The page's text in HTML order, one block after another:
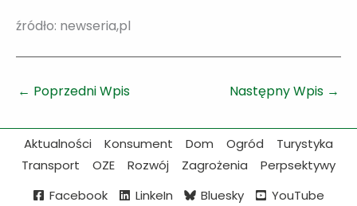
źródło: newseria,pl
← Poprzedni Wpis Następny Wpis →
Aktualności Konsument Dom Ogród
Turystyka
Transport
OZE Rozwój Zagrożenia
Perpsektywy
Facebook
LinkeIn Bluesky
YouTube